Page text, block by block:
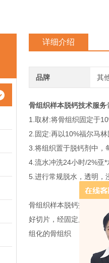
详细介绍
品牌 其
骨组织样本脱钙技术服务
1.取材:将骨组织固定于
2.固定:再以10%福尔马林
3.将组织置于脱钙剂中，
4.流水冲洗24小时/2%亚*
5.进行常规脱水，透明，
骨组织样本脱钙技术病
好切片，经固定后，必
组化的骨组织